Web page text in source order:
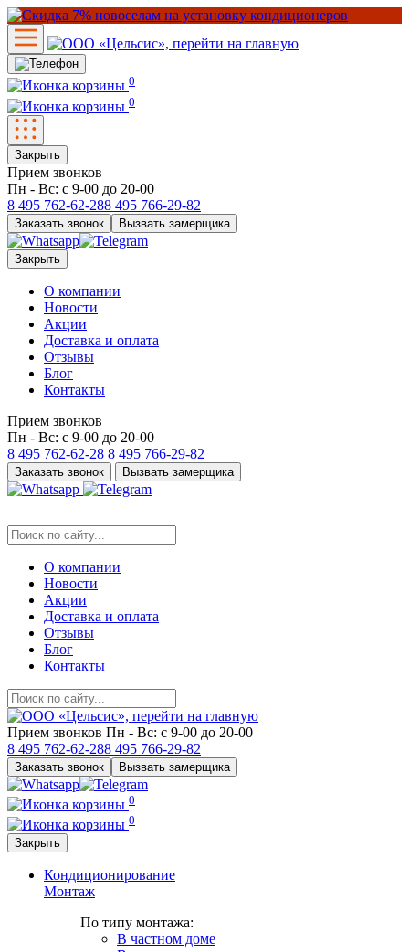
0
0
Закрыть
Прием звонков
Пн - Вс: с 9-00 до 20-00
8 495 762-62-288 495 766-29-82
Заказать звонок Вызвать замерщика
Закрыть
О компании
Новости
Акции
Доставка и оплата
Отзывы
Блог
Контакты
Прием звонков
Пн - Вс: с 9-00 до 20-00
8 495 762-62-28 8 495 766-29-82
Заказать звонок Вызвать замерщика
О компании
Новости
Акции
Доставка и оплата
Отзывы
Блог
Контакты
Прием звонков Пн - Вс: с 9-00 до 20-00
8 495 762-62-288 495 766-29-82
Заказать звонок Вызвать замерщика
0
0
Закрыть
Кондиционирование
Монтаж
По типу монтажа:
В частном доме